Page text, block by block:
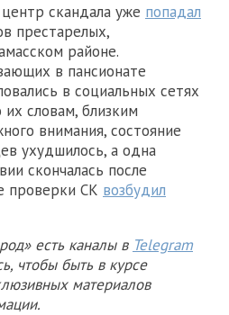
скандала уже попадал
престарелых,
районе.
в пансионате
в социальных сетях
словам, близким
внимания, состояние
ухудшилось, а одна
скончалась после
проверки СК возбудил
есть каналы в Telegram
чтобы быть в курсе
материалов